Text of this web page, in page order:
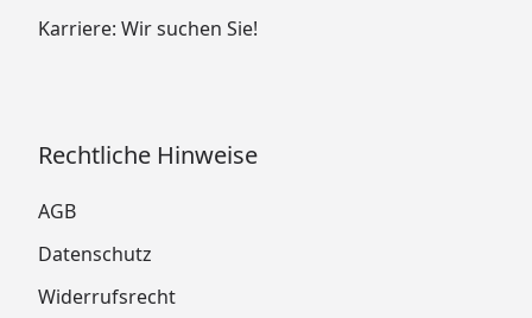
Karriere: Wir suchen Sie!
Rechtliche Hinweise
AGB
Datenschutz
Widerrufsrecht